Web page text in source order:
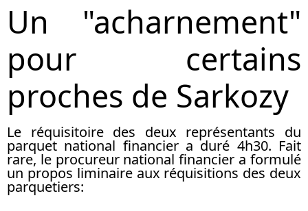
Un "acharnement"
pour certains
proches de Sarkozy
Le réquisitoire des deux représentants du
parquet national financier a duré 4h30. Fait
rare, le procureur national financier a formulé
un propos liminaire aux réquisitions des deux
parquetiers: